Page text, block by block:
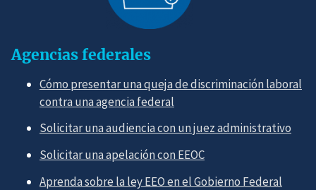
Agencias federales
Cómo presentar una queja de discriminación laboral
contra una agencia federal
Solicitar una audiencia con un juez administrativo
Solicitar una apelación con EEOC
Aprenda sobre la ley EEO en el Gobierno Federal